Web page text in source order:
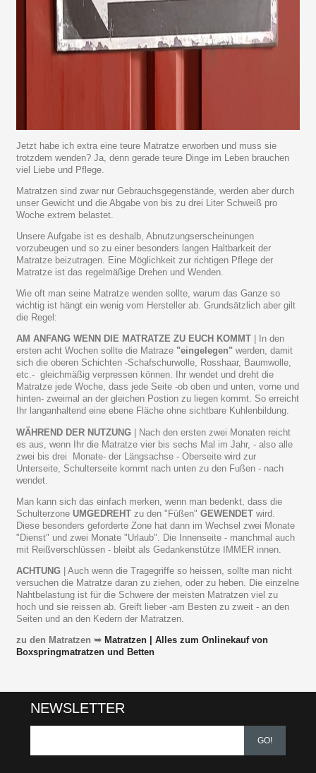
Jetzt habe ich extra eine teure Matratze erworben und muss sie
trotzdem wenden? Ja, denn gerade teure Dinge im Leben brauchen
viel Liebe und Pflege.
Matratzen sind zwar nur Gebrauchsgegenstände, werden aber durch
unser Gewicht und die Abgabe von bis zu drei Liter Schweiß pro
Woche extrem belastet.
Unsere Aufgabe ist es deshalb, Abnutzungserscheinungen
vorzubeugen und so zu einer besonders langen Haltbarkeit der
Matratze beizutragen. Eine Möglichkeit zur richtigen Pflege der
Matratze ist das regelmäßige Drehen und Wenden.
Wie oft man seine Matratze wenden sollte, warum das Ganze so
wichtig ist hängt ein wenig vom Hersteller ab. Grundsätzlich aber gilt
die Regel:
AM ANFANG WENN DIE MATRATZE ZU EUCH KOMMT | In den
ersten acht Wochen sollte die Matraze "eingelegen" werden, damit
sich die oberen Schichten -Schafschurwolle, Rosshaar, Baumwolle,
etc.- gleichmäßig verpressen können. Ihr wendet und dreht die
Matratze jede Woche, dass jede Seite -ob oben und unten, vorne und
hinten- zweimal an der gleichen Postion zu liegen kommt. So erreicht
Ihr langanhaltend eine ebene Fläche ohne sichtbare Kuhlenbildung.
WÄHREND DER NUTZUNG | Nach den ersten zwei Monaten reicht
es aus, wenn Ihr die Matratze vier bis sechs Mal im Jahr, - also alle
zwei bis drei Monate- der Längsachse - Oberseite wird zur
Unterseite, Schulterseite kommt nach unten zu den Fußen - nach
wendet.
Man kann sich das einfach merken, wenn man bedenkt, dass die
SchulterzoneUMGEDREHT zu den "Füßen"GEWENDET wird.
Diese besonders geforderte Zone hat dann im Wechsel zwei Monate
"Dienst" und zwei Monate "Urlaub". Die Innenseite - manchmal auch
mit Reißverschlüssen - bleibt als Gedankenstütze IMMER innen.
ACHTUNG
| Auch wenn die Tragegriffe so heissen, sollte man nicht
versuchen die Matratze daran zu ziehen, oder zu heben. Die einzelne
Nahtbelastung ist für die Schwere der meisten Matratzen viel zu
hoch und sie reissen ab. Greift lieber -am Besten zu zweit - an den
Seiten und an den Kedern der Matratzen.
zu den Matratzen ➥ Matratzen | Alles zum Onlinekauf von
Boxspringmatratzen und Betten
NEWSLETTER
GO!